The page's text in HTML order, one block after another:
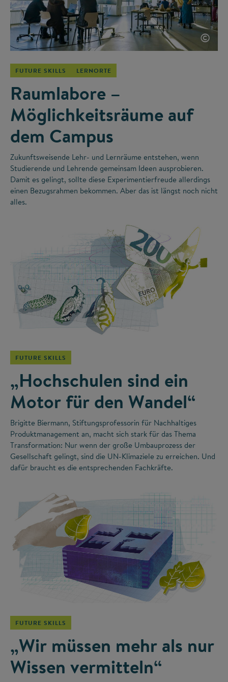
©
FUTURE SKILLS LERNORTE
Raumlabore –
Möglichkeitsräume auf
dem Campus
Zukunftsweisende Lehr- und Lernräume entstehen, wenn
Studierende und Lehrende gemeinsam Ideen ausprobieren.
Damit es gelingt, sollte diese Experimentierfreude allerdings
einen Bezugsrahmen bekommen. Aber das ist längst noch nicht
alles.
FUTURE SKILLS
„Hochschulen sind ein
Motor für den Wandel“
Brigitte Biermann, Stiftungsprofessorin für Nachhaltiges
Produktmanagement an, macht sich stark für das Thema
Transformation: Nur wenn der große Umbauprozess der
Gesellschaft gelingt, sind die UN-Klimaziele zu erreichen. Und
dafür braucht es die entsprechenden Fachkräfte.
©
FUTURE SKILLS
„Wir müssen mehr als nur
Wissen vermitteln“